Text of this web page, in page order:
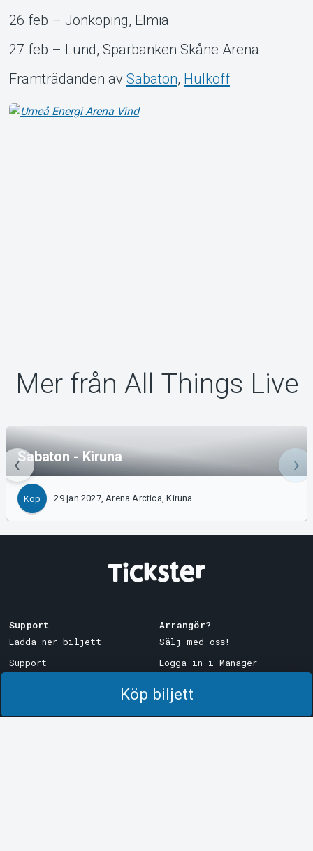
Köp biljett
26 feb – Jönköping, Elmia
27 feb – Lund, Sparbanken Skåne Arena
Framträdanden av Sabaton, Hulkoff
Mer från All Things Live
Sabaton - Kiruna
Köp 29 jan 2027, Arena Arctica, Kiruna
Support
Ladda ner biljett
Support
Arrangör?
Sälj med oss!
Logga in i Manager